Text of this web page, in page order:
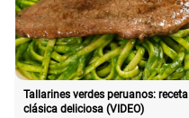
Tallarines verdes peruanos: receta
clásica deliciosa (VIDEO)